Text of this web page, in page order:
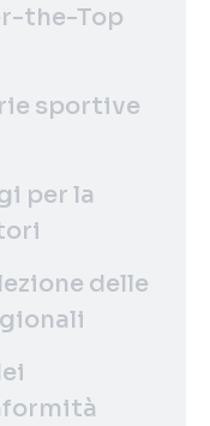
the-Top
sportive
per la
delle